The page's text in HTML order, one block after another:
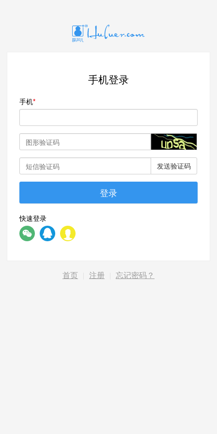
手机登录
手机
发送验证码
登录
快速登录
首页 注册 忘记密码？